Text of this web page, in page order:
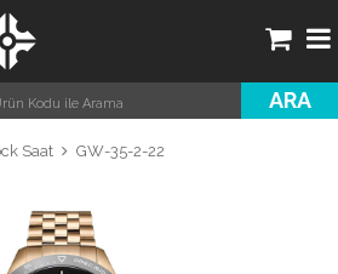
ARA
Saat GW-35-2-22